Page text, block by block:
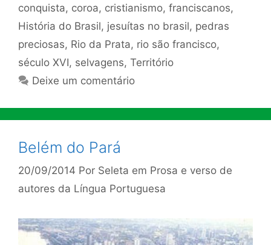
conquista, coroa, cristianismo, franciscanos,
História do Brasil, jesuítas no brasil, pedras
preciosas, Rio da Prata, rio são francisco,
século XVI, selvagens, Território
Deixe um comentário
Belém do Pará
20/09/2014 Por Seleta em Prosa e verso de
autores da Língua Portuguesa